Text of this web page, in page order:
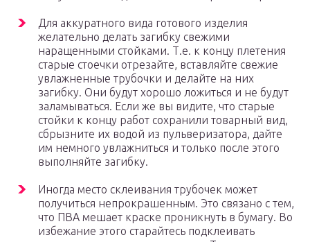
Для аккуратного вида готового изделия
желательно делать загибку свежими
наращенными стойками. Т.е. к концу плетения
старые стоечки отрезайте, вставляйте свежие
увлажненные трубочки и делайте на них
загибку. Они будут хорошо ложиться и не будут
заламываться. Если же вы видите, что старые
стойки к концу работ сохранили товарный вид,
сбрызните их водой из пульверизатора, дайте
им немного увлажниться и только после этого
выполняйте загибку.
Иногда место склеивания трубочек может
получиться непрокрашенным. Это связано с тем,
что ПВА мешает краске проникнуть в бумагу. Во
избежание этого старайтесь подклеивать